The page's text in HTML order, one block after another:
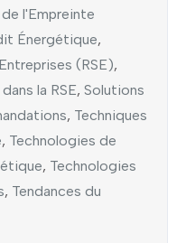
l'Empreinte
Énergétique,
(RSE),
la RSE, Solutions
, Techniques
, Technologies de
, Technologies
, Tendances du